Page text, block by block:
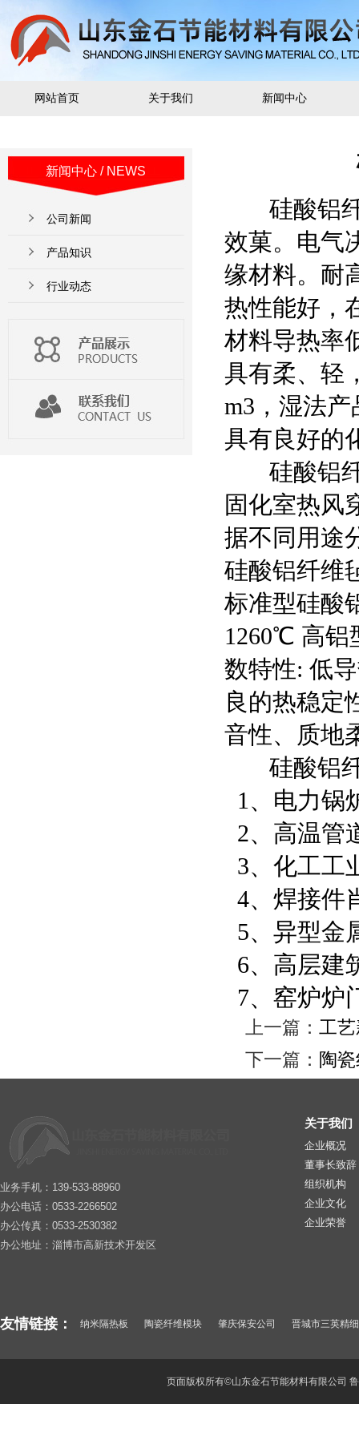
网站首页 关于我们 新闻中心
新闻中心 / NEWS
公司新闻
产品知识
行业动态
硅酸铝纤
效菓。电气
缘材料。耐
热性能好，
材料导热率
具有柔、轻
m3，湿法产
具有良好的
硅酸铝纤
固化室热风
据不同用途
硅酸铝纤维
标准型硅酸
1260℃ 高铝
数特性: 低
良的热稳定
音性、质地
硅酸铝纤
1、电力锅
2、高温管
3、化工工
4、焊接件
5、异型金
6、高层建
7、窑炉炉
上一篇： 工
下一篇： 陶
业务手机：139-533-88960
办公电话：0533-2266502
办公传真：0533-2530382
办公地址：淄博市高新技术开发区
关于我们
企业概况
董事长致辞
组织机构
企业文化
企业荣誉
友情链接： 纳米隔热板 陶瓷纤维模块 肇庆保安公司 晋城市三英精
顺德保安公司
页面版权所有©山东金石节能材料有限公司